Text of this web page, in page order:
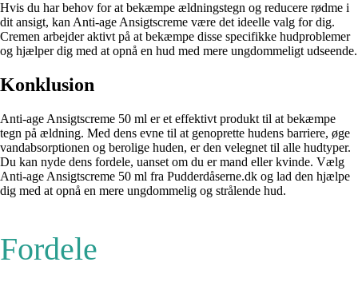
Hvis du har behov for at bekæmpe ældningstegn og reducere rødme i
dit ansigt, kan Anti-age Ansigtscreme være det ideelle valg for dig.
Cremen arbejder aktivt på at bekæmpe disse specifikke hudproblemer
og hjælper dig med at opnå en hud med mere ungdommeligt udseende.
Konklusion
Anti-age Ansigtscreme 50 ml er et effektivt produkt til at bekæmpe
tegn på ældning. Med dens evne til at genoprette hudens barriere, øge
vandabsorptionen og berolige huden, er den velegnet til alle hudtyper.
Du kan nyde dens fordele, uanset om du er mand eller kvinde. Vælg
Anti-age Ansigtscreme 50 ml fra Pudderdåserne.dk og lad den hjælpe
dig med at opnå en mere ungdommelig og strålende hud.
Fordele